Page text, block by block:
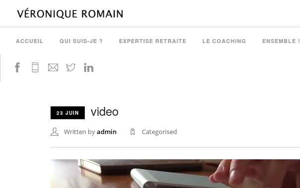
ACCUEIL QUI SUIS-JE ? EXPERTISE RETRAITE LE COACHING ENSEMBLE !
23 JUIN video
Written byadmin Categorised
Lecteur